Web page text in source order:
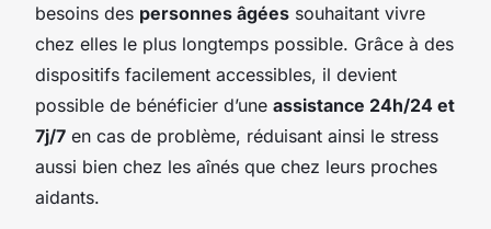
besoins des personnes âgées souhaitant vivre
chez elles le plus longtemps possible. Grâce à des
dispositifs facilement accessibles, il devient
possible de bénéficier d’une assistance 24h/24 et
7j/7 en cas de problème, réduisant ainsi le stress
aussi bien chez les aînés que chez leurs proches
aidants.